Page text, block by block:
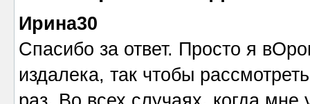
Ирина30
Спасибо за ответ. Просто я
издалека, так чтобы